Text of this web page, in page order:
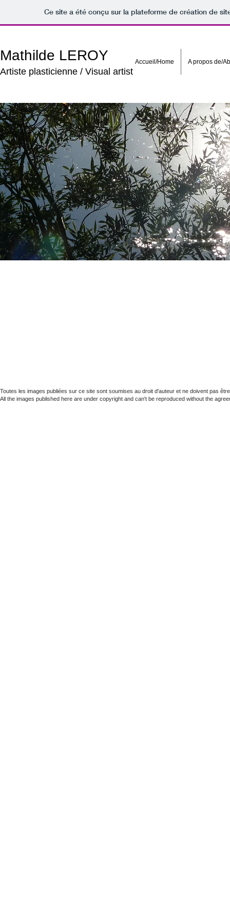
Ce site a été conçu sur la plateforme de création de
Mathilde LEROY
Artiste plasticienne / Visual artist
Accueil/Home A propos de/
Toutes les images publiées sur ce site sont soumises au droit d'auteur et ne doivent pas
All the images published here are under copyright and can't be reproduced without the